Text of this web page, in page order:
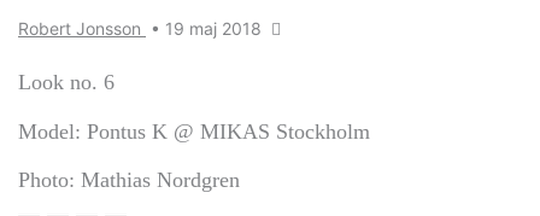
Robert Jonsson • 19 maj 2018
Look no. 6
Model: Pontus K @ MIKAS Stockholm
Photo: Mathias Nordgren